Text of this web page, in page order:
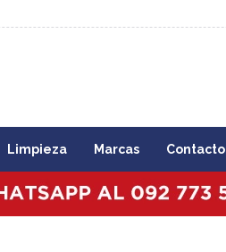
Limpieza Marcas Contacto